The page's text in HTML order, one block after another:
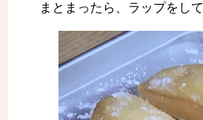
まとまったら、ラップをし